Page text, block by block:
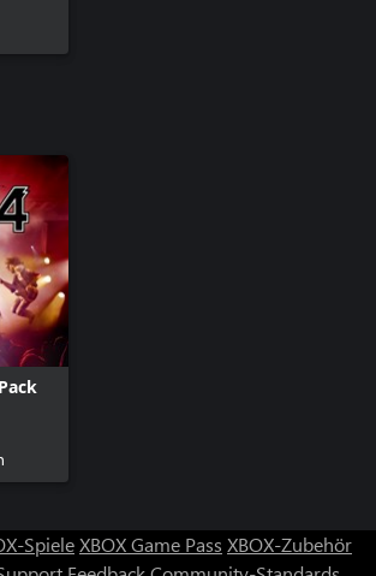
SpieleXBOX Game Pass XBOX-Zubehör